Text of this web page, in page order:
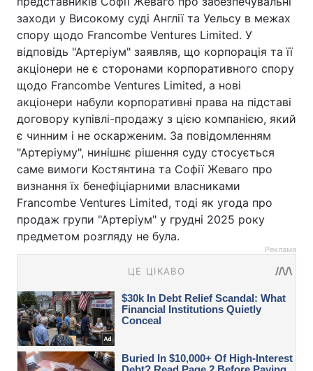
заходи у Високому суді Англії та Уельсу в межах
спору щодо Francombe Ventures Limited. У
відповідь "Артеріум" заявляв, що корпорація та її
акціонери не є сторонами корпоративного спору
щодо Francombe Ventures Limited, а нові
акціонери набули корпоративні права на підставі
договору купівлі-продажу з цією компанією, який
є чинним і не оскарженим. За повідомленням
"Артеріуму", нинішнє рішення суду стосується
саме вимоги Костянтина та Софії Жеваго про
визнання їх бенефіціарними власниками
Francombe Ventures Limited, тоді як угода про
продаж групи "Артеріум" у грудні 2025 року
предметом розгляду не була.
Реклама